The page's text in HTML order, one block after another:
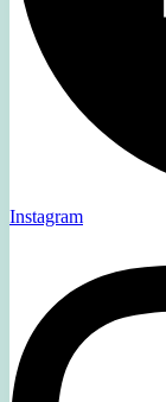
Instagram